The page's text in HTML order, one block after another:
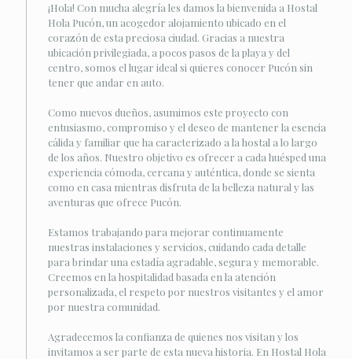
¡Hola! Con mucha alegría les damos la bienvenida a Hostal
Hola Pucón, un acogedor alojamiento ubicado en el
corazón de esta preciosa ciudad. Gracias a nuestra
ubicación privilegiada, a pocos pasos de la playa y del
centro, somos el lugar ideal si quieres conocer Pucón sin
tener que andar en auto.
Como nuevos dueños, asumimos este proyecto con
entusiasmo, compromiso y el deseo de mantener la esencia
cálida y familiar que ha caracterizado a la hostal a lo largo
de los años. Nuestro objetivo es ofrecer a cada huésped una
experiencia cómoda, cercana y auténtica, donde se sienta
como en casa mientras disfruta de la belleza natural y las
aventuras que ofrece Pucón.
Estamos trabajando para mejorar continuamente
nuestras instalaciones y servicios, cuidando cada detalle
para brindar una estadía agradable, segura y memorable.
Creemos en la hospitalidad basada en la atención
personalizada, el respeto por nuestros visitantes y el amor
por nuestra comunidad.
Agradecemos la confianza de quienes nos visitan y los
invitamos a ser parte de esta nueva historia. En Hostal Hola